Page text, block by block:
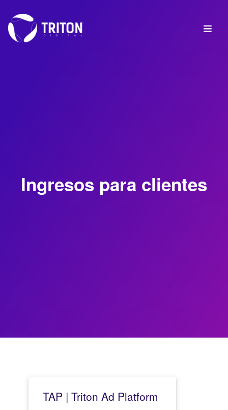
Ingresos para clientes
TAP | Triton Ad Platform